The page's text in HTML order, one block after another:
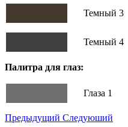
Темный 3
Темный 4
Палитра для глаз:
Глаза 1
Предыдущий Следуюший